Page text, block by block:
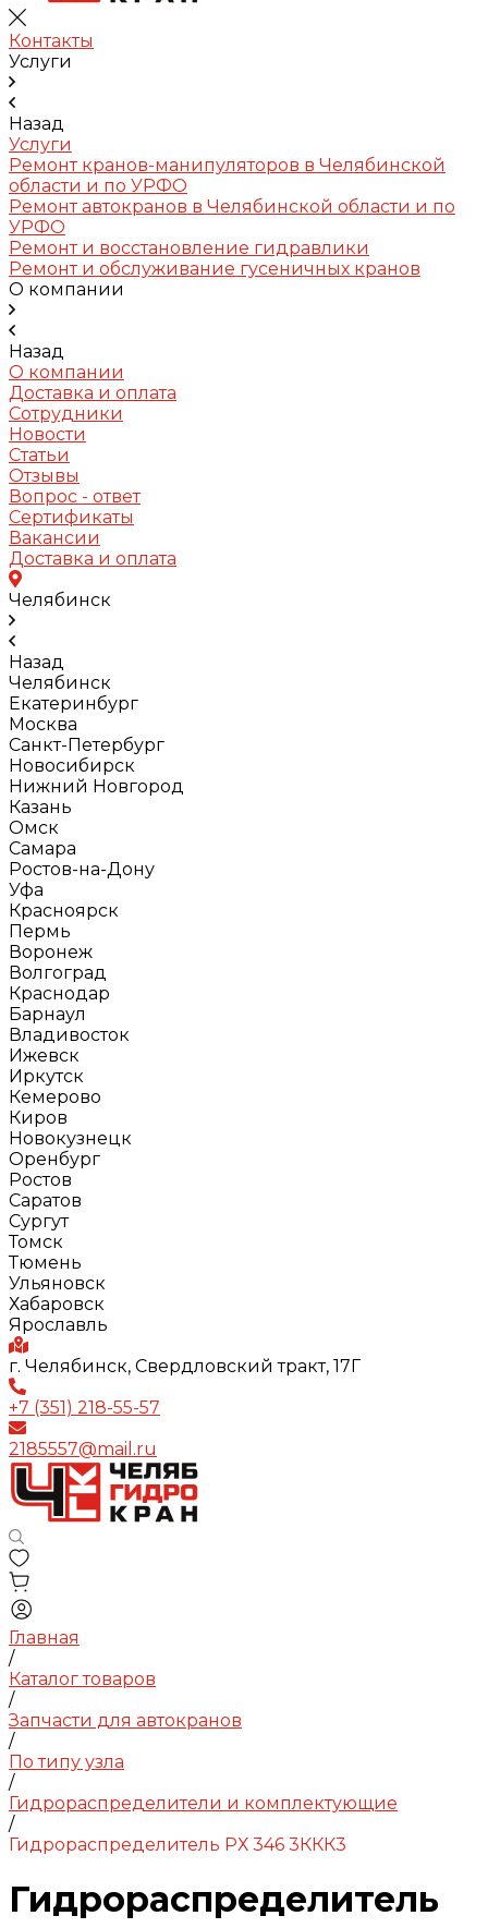
Контакты
Услуги
Назад
Услуги
Ремонт кранов-манипуляторов в Челябинской
области и по УРФО
Ремонт автокранов в Челябинской области и по
УРФО
Ремонт и восстановление гидравлики
Ремонт и обслуживание гусеничных кранов
О компании
Назад
О компании
Доставка и оплата
Сотрудники
Новости
Статьи
Отзывы
Вопрос - ответ
Сертификаты
Вакансии
Доставка и оплата
Челябинск
Назад
Челябинск
Екатеринбург
Москва
Санкт-Петербург
Новосибирск
Нижний Новгород
Казань
Омск
Самара
Ростов-на-Дону
Уфа
Красноярск
Пермь
Воронеж
Волгоград
Краснодар
Барнаул
Владивосток
Ижевск
Иркутск
Кемерово
Киров
Новокузнецк
Оренбург
Ростов
Саратов
Сургут
Томск
Тюмень
Ульяновск
Хабаровск
Ярославль
г. Челябинск, Свердловский тракт, 17Г
+7 (351) 218-55-57
2185557@mail.ru
Главная
/
Каталог товаров
/
Запчасти для автокранов
/
По типу узла
/
Гидрораспределители и комплектующие
/
Гидрораспределитель РХ 346 3ККК3
Гидрораспределитель